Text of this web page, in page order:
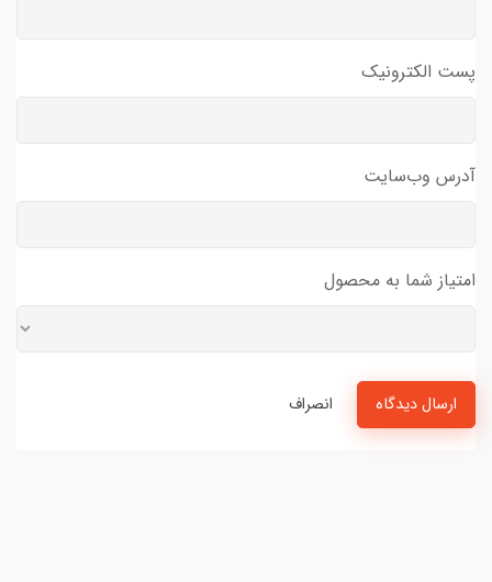
پست الکترونیک
آدرس وب‌سایت
امتیاز شما به محصول
ارسال دیدگاه انصراف